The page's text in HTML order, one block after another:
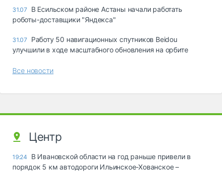
31.07
В Есильском районе Астаны начали работать
роботы-доставщики "Яндекса"
31.07
Работу 50 навигационных спутников Beidou
улучшили в ходе масштабного обновления на орбите
Все новости
Центр
19:24
В Ивановской области на год раньше привели в
порядок 5 км автодороги Ильинское-Хованское –